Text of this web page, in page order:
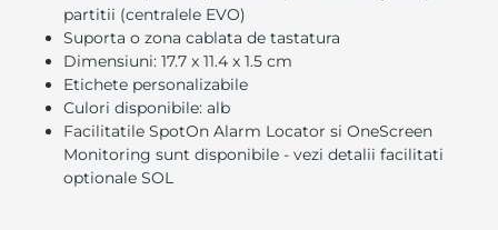
partitii (centralele EVO)
Suporta o zona cablata de tastatura
Dimensiuni: 17.7 x 11.4 x 1.5 cm
Etichete personalizabile
Culori disponibile: alb
Facilitatile SpotOn Alarm Locator si OneScreen
Monitoring sunt disponibile - vezi detalii facilitati
optionale SOL